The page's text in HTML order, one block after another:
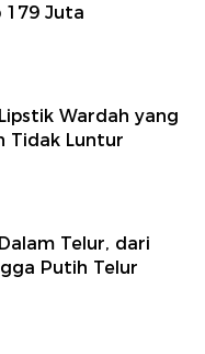
179 Juta
Wardah yang
Tidak Luntur
Telur, dari
Putih Telur